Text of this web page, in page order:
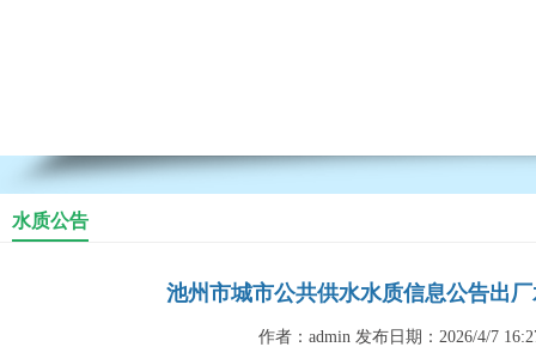
水质公告
池州市城市公共供水水质信息公告出厂
作者：admin 发布日期：2026/4/7